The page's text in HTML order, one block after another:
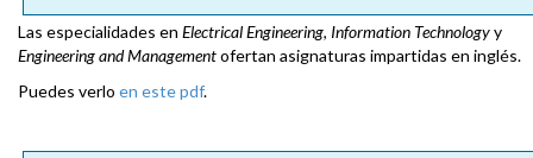
Las especialidades en Electrical Engineering, Information Technologyy
Engineering and Managementofertan asignaturas impartidas en inglés.
Puedes verlo en este pdf.